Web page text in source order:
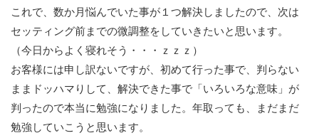
これで、数か月悩んでいた事が１つ解決しましたので、次は
セッティング前までの微調整をしていきたいと思います。
（今日からよく寝れそう・・・ｚｚｚ）
お客様には申し訳ないですが、初めて行った事で、判らない
ままドッハマりして、解決できた事で「いろいろな意味」が
判ったので本当に勉強になりました。年取っても、まだまだ
勉強していこうと思います。